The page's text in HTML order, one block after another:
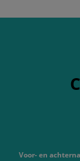
Voor- en